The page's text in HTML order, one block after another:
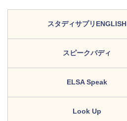
スタディサプリENGLISH
スピークバディ
ELSA Speak
Look Up